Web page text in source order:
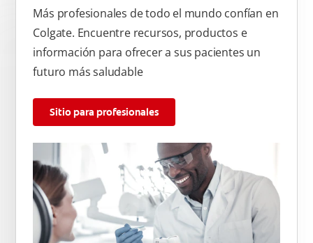
Más profesionales de todo el mundo confían en
Colgate. Encuentre recursos, productos e
información para ofrecer a sus pacientes un
futuro más saludable
Sitio para profesionales